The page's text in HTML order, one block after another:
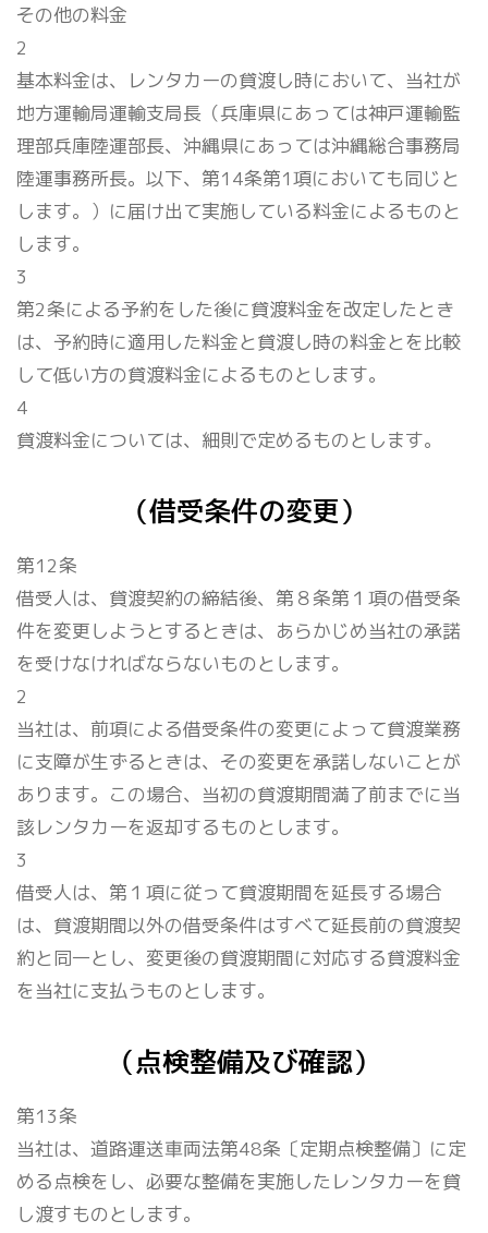
その他の料金
2
基本料金は、レンタカーの貸渡し時において、当社が
地方運輸局運輸支局長（兵庫県にあっては神戸運輸監
理部兵庫陸運部長、沖縄県にあっては沖縄総合事務局
陸運事務所長。以下、第14条第1項においても同じと
します。）に届け出て実施している料金によるものと
します。
3
第2条による予約をした後に貸渡料金を改定したとき
は、予約時に適用した料金と貸渡し時の料金とを比較
して低い方の貸渡料金によるものとします。
4
貸渡料金については、細則で定めるものとします。
（借受条件の変更）
第12条
借受人は、貸渡契約の締結後、第８条第１項の借受条
件を変更しようとするときは、あらかじめ当社の承諾
を受けなければならないものとします。
2
当社は、前項による借受条件の変更によって貸渡業務
に支障が生ずるときは、その変更を承諾しないことが
あります。この場合、当初の貸渡期間満了前までに当
該レンタカーを返却するものとします。
3
借受人は、第１項に従って貸渡期間を延長する場合
は、貸渡期間以外の借受条件はすべて延長前の貸渡契
約と同一とし、変更後の貸渡期間に対応する貸渡料金
を当社に支払うものとします。
（点検整備及び確認）
第13条
当社は、道路運送車両法第48条〔定期点検整備〕に定
める点検をし、必要な整備を実施したレンタカーを貸
し渡すものとします。